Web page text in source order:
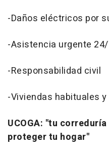
-Daños eléctricos por
-Asistencia urgente
-Responsabilidad civil
-Viviendas habituales
UCOGA: "tu
proteger tu hogar"